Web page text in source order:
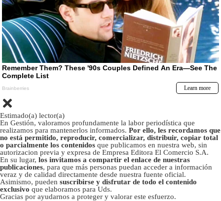
Estimado(a) lector(a)
En Gestión, valoramos profundamente la labor periodística que
realizamos para mantenerlos informados. Por ello, les recordamos que
no está permitido, reproducir, comercializar, distribuir, copiar total
o parcialmente los contenidos que publicamos en nuestra web, sin
autorizacion previa y expresa de Empresa Editora El Comercio S.A.
En su lugar, los invitamos a compartir el enlace de nuestras
publicaciones, para que más personas puedan acceder a información
veraz y de calidad directamente desde nuestra fuente oficial.
Asimismo, pueden suscribirse y disfrutar de todo el contenido
exclusivo que elaboramos para Uds.
Gracias por ayudarnos a proteger y valorar este esfuerzo.